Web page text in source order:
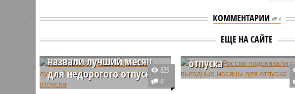
КОММЕНТАРИИ 0
ЕЩЕ НА САЙТЕ
назвали лучший месяц
для недорогого отпуска
Первый месяц календарного
825
0
Жителям России
подсказали самые
отпуска
Для получения максимальных
отпускных выплат работникам